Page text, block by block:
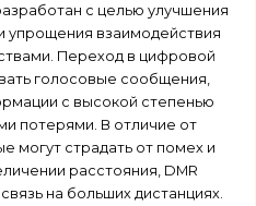
с целью улучшения
упрощения взаимодействия
Переход в цифровой
голосовые сообщения,
с высокой степенью
потерями. В отличие от
могут страдать от помех и
расстояния, DMR
на больших дистанциях.